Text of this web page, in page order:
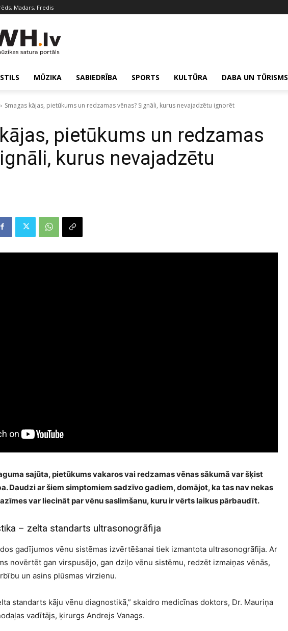
Madars, Fredis
MŪZIKA SABIEDRĪBA SPORTS KULTŪRA DABA UN TŪRISMS
Smagas kājas, pietūkums un redzamas vēnas? Signāli, kurus nevajadzētu ignorēt
pietūkums un redzamas
kurus nevajadzētu
sajūta, pietūkums vakaros vai redzamas vēnas sākumā var šķist
Daudzi ar šiem simptomiem sadzīvo gadiem, domājot, ka tas nav nekas
var liecināt par vēnu saslimšanu, kuru ir vērts laikus pārbaudīt.
– zelta standarts ultrasonogrāfija
gadījumos vēnu sistēmas izvērtēšanai tiek izmantota ultrasonogrāfija. Ar
novērtēt gan virspusējo, gan dziļo vēnu sistēmu, redzēt izmaiņas vēnās,
un asins plūsmas virzienu.
standarts kāju vēnu diagnostikā,” skaidro medicīnas doktors, Dr. Mauriņa
vadītājs, ķirurgs Andrejs Vanags.